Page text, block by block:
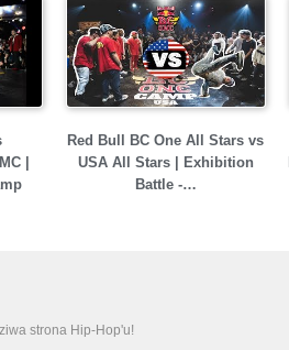
|
Red Bull BC One All Stars vs
USA All Stars | Exhibition
Battle -…
strona Hip-Hop'u!